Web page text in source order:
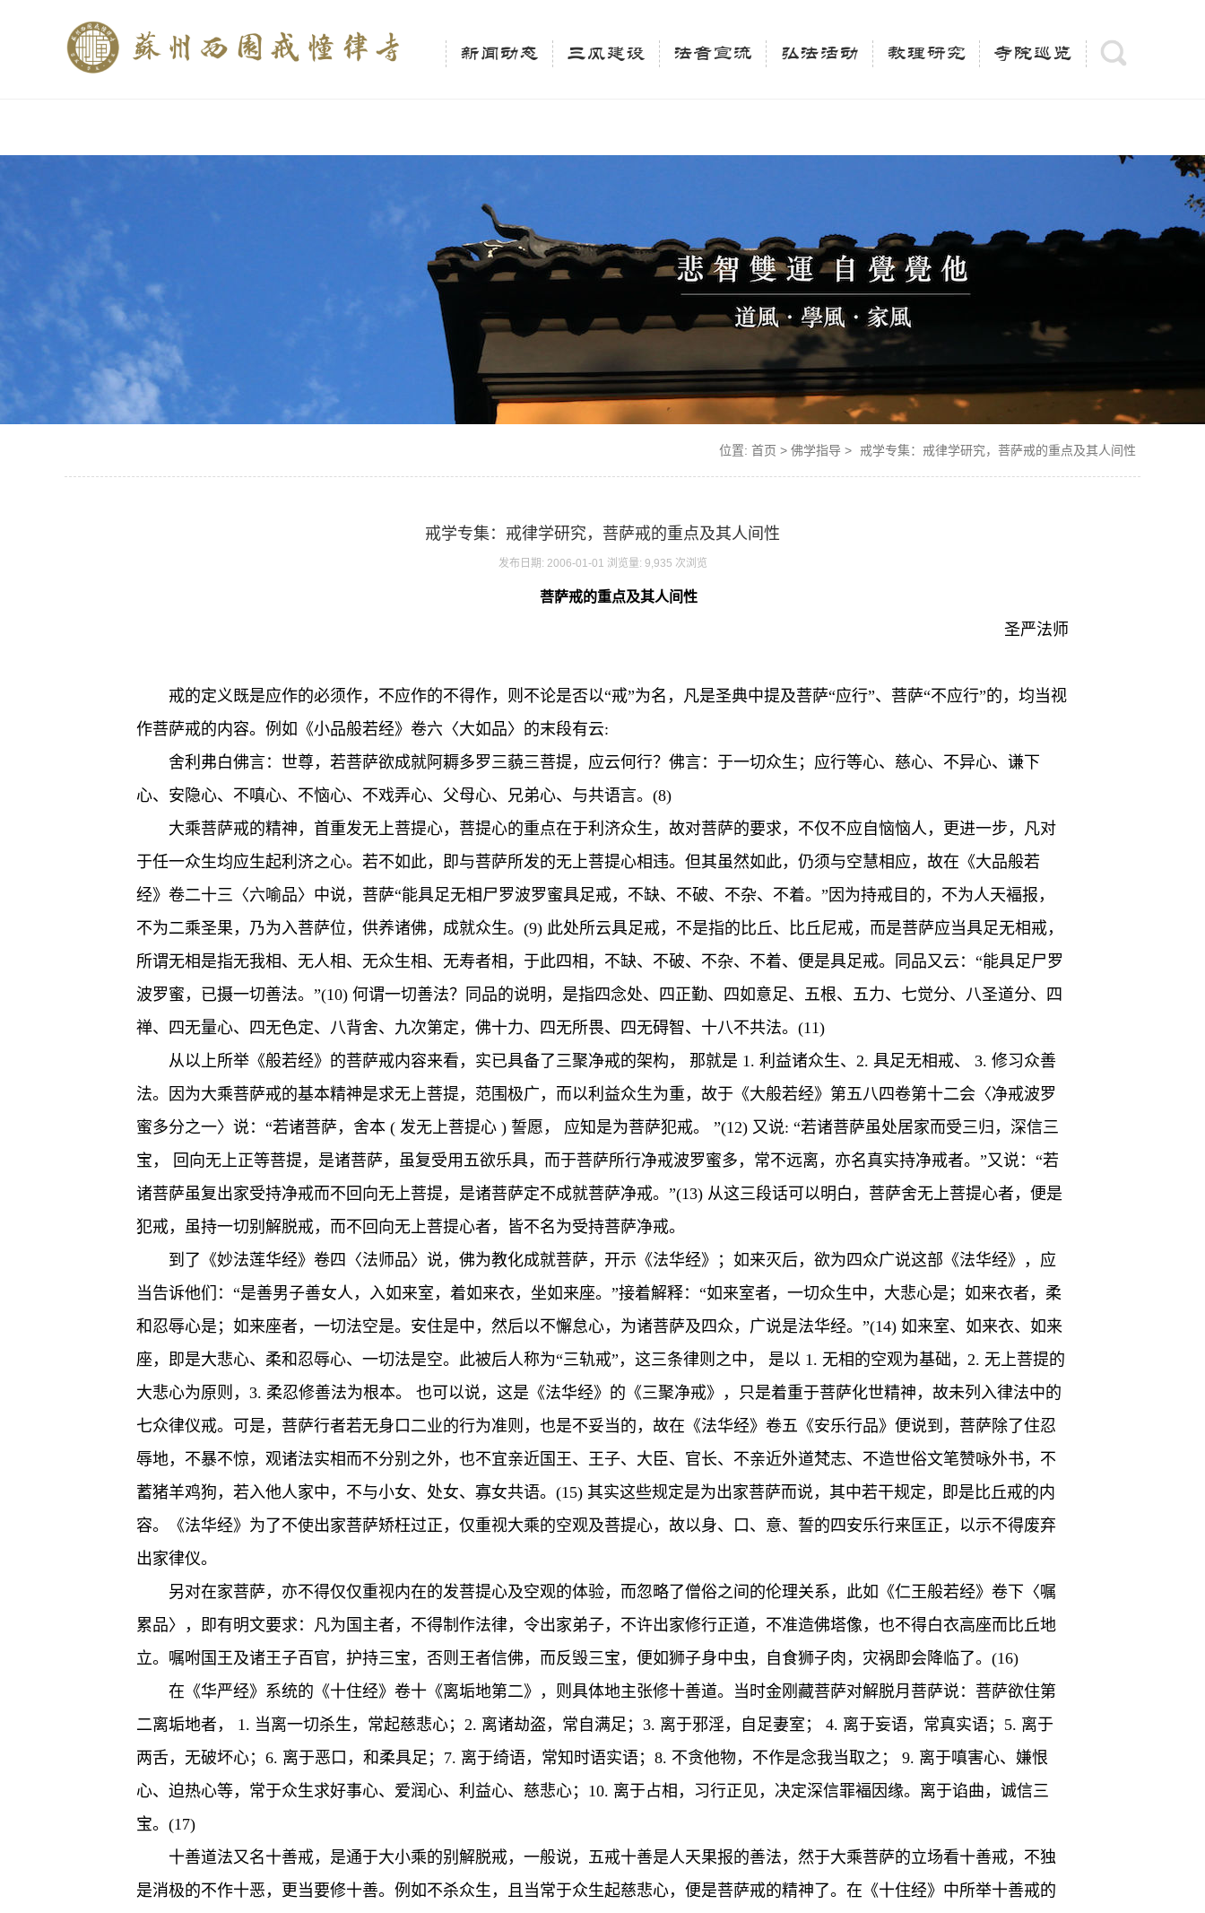
$description = category_description(); } elseif (is_tag()){ $keywords = single_tag_title('', false); $description = tag_description(); } $keywords = trim(strip_tags($keywords)); $description =
trim(strip_tags($description)); ?>
新闻动态 三风建设 法音宣流 弘法活动 教理研究 寺院巡览
位置: 首页 > 佛学指导 > 戒学专集：戒律学研究，菩萨戒的重点及其人间性
戒学专集：戒律学研究，菩萨戒的重点及其人间性
发布日期: 2006-01-01 浏览量: 9,935 次浏览
菩萨戒的重点及其人间性
圣严法师
戒的定义既是应作的必须作，不应作的不得作，则不论是否以“戒”为名，凡是圣典中提及菩萨“应行”、菩萨“不应行”的，均当视
作菩萨戒的内容。例如《小品般若经》卷六〈大如品〉的末段有云:
舍利弗白佛言：世尊，若菩萨欲成就阿耨多罗三藐三菩提，应云何行？佛言：于一切众生；应行等心、慈心、不异心、谦下
心、安隐心、不嗔心、不恼心、不戏弄心、父母心、兄弟心、与共语言。(8)
大乘菩萨戒的精神，首重发无上菩提心，菩提心的重点在于利济众生，故对菩萨的要求，不仅不应自恼恼人，更进一步，凡对
于任一众生均应生起利济之心。若不如此，即与菩萨所发的无上菩提心相违。但其虽然如此，仍须与空慧相应，故在《大品般若
经》卷二十三〈六喻品〉中说，菩萨“能具足无相尸罗波罗蜜具足戒，不缺、不破、不杂、不着。”因为持戒目的，不为人天褔报，
不为二乘圣果，乃为入菩萨位，供养诸佛，成就众生。(9) 此处所云具足戒，不是指的比丘、比丘尼戒，而是菩萨应当具足无相戒，
所谓无相是指无我相、无人相、无众生相、无寿者相，于此四相，不缺、不破、不杂、不着、便是具足戒。同品又云：“能具足尸罗
波罗蜜，已摄一切善法。”(10) 何谓一切善法？同品的说明，是指四念处、四正勤、四如意足、五根、五力、七觉分、八圣道分、四
禅、四无量心、四无色定、八背舍、九次第定，佛十力、四无所畏、四无碍智、十八不共法。(11)
从以上所举《般若经》的菩萨戒内容来看，实已具备了三聚净戒的架构， 那就是 1. 利益诸众生、2. 具足无相戒、 3. 修习众善
法。因为大乘菩萨戒的基本精神是求无上菩提，范围极广，而以利益众生为重，故于《大般若经》第五八四卷第十二会〈净戒波罗
蜜多分之一〉说：“若诸菩萨，舍本 ( 发无上菩提心 ) 誓愿， 应知是为菩萨犯戒。 ”(12) 又说: “若诸菩萨虽处居家而受三归，深信三
宝， 回向无上正等菩提，是诸菩萨，虽复受用五欲乐具，而于菩萨所行净戒波罗蜜多，常不远离，亦名真实持净戒者。”又说：“若
诸菩萨虽复出家受持净戒而不回向无上菩提，是诸菩萨定不成就菩萨净戒。”(13) 从这三段话可以明白，菩萨舍无上菩提心者，便是
犯戒，虽持一切别解脱戒，而不回向无上菩提心者，皆不名为受持菩萨净戒。
到了《妙法莲华经》卷四〈法师品〉说，佛为教化成就菩萨，开示《法华经》；如来灭后，欲为四众广说这部《法华经》，应
当告诉他们：“是善男子善女人，入如来室，着如来衣，坐如来座。”接着解释：“如来室者，一切众生中，大悲心是；如来衣者，柔
和忍辱心是；如来座者，一切法空是。安住是中，然后以不懈怠心，为诸菩萨及四众，广说是法华经。”(14) 如来室、如来衣、如来
座，即是大悲心、柔和忍辱心、一切法是空。此被后人称为“三轨戒”，这三条律则之中， 是以 1. 无相的空观为基础，2. 无上菩提的
大悲心为原则，3. 柔忍修善法为根本。 也可以说，这是《法华经》的《三聚净戒》，只是着重于菩萨化世精神，故未列入律法中的
七众律仪戒。可是，菩萨行者若无身口二业的行为准则，也是不妥当的，故在《法华经》卷五《安乐行品》便说到，菩萨除了住忍
辱地，不暴不惊，观诸法实相而不分别之外，也不宜亲近国王、王子、大臣、官长、不亲近外道梵志、不造世俗文笔赞咏外书，不
蓄猪羊鸡狗，若入他人家中，不与小女、处女、寡女共语。(15) 其实这些规定是为出家菩萨而说，其中若干规定，即是比丘戒的内
容。《法华经》为了不使出家菩萨矫枉过正，仅重视大乘的空观及菩提心，故以身、口、意、誓的四安乐行来匡正，以示不得废弃
出家律仪。
另对在家菩萨，亦不得仅仅重视内在的发菩提心及空观的体验，而忽略了僧俗之间的伦理关系，此如《仁王般若经》卷下〈嘱
累品〉，即有明文要求：凡为国主者，不得制作法律，令出家弟子，不许出家修行正道，不准造佛塔像，也不得白衣高座而比丘地
立。嘱咐国王及诸王子百官，护持三宝，否则王者信佛，而反毁三宝，便如狮子身中虫，自食狮子肉，灾祸即会降临了。(16)
在《华严经》系统的《十住经》卷十《离垢地第二》，则具体地主张修十善道。当时金刚藏菩萨对解脱月菩萨说：菩萨欲住第
二离垢地者， 1. 当离一切杀生，常起慈悲心；2. 离诸劫盗，常自满足；3. 离于邪淫，自足妻室； 4. 离于妄语，常真实语；5. 离于
两舌，无破坏心；6. 离于恶口，和柔具足；7. 离于绮语，常知时语实语；8. 不贪他物，不作是念我当取之； 9. 离于嗔害心、嫌恨
心、迫热心等，常于众生求好事心、爱润心、利益心、慈悲心；10. 离于占相，习行正见，决定深信罪褔因缘。离于谄曲，诚信三
宝。(17)
十善道法又名十善戒，是通于大小乘的别解脱戒，一般说，五戒十善是人天果报的善法，然于大乘菩萨的立场看十善戒，不独
是消极的不作十恶，更当要修十善。例如不杀众生，且当常于众生起慈悲心，便是菩萨戒的精神了。在《十住经》中所举十善戒的